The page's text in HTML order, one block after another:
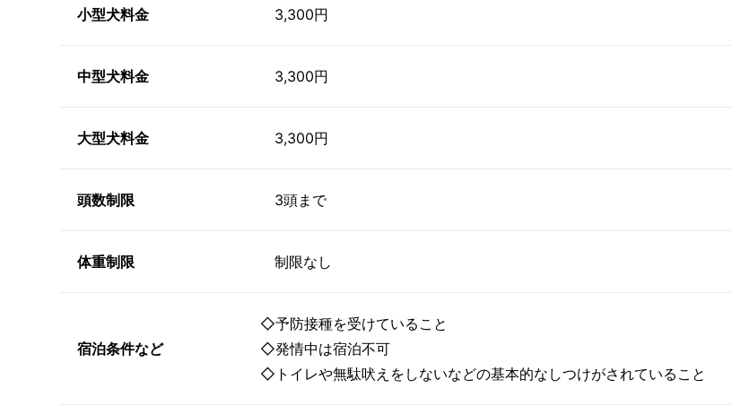
小型犬料金 3,300円
中型犬料金 3,300円
大型犬料金 3,300円
頭数制限 3頭まで
体重制限 制限なし
宿泊条件など
◇予防接種を受けていること
◇発情中は宿泊不可
◇トイレや無駄吠えをしないなどの基本的なしつけがされていること